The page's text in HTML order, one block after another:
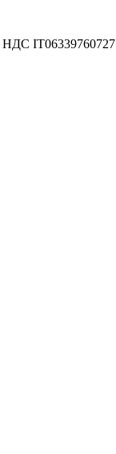
НДС IT06339760727